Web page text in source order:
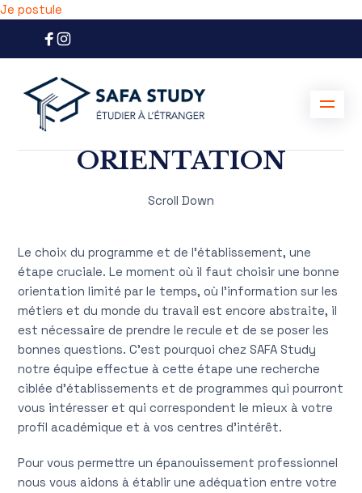
Je postule
ORIENTATION
Scroll Down
Le choix du programme et de l’établissement, une
étape cruciale. Le moment où il faut choisir une bonne
orientation limité par le temps, où l’information sur les
métiers et du monde du travail est encore abstraite, il
est nécessaire de prendre le recule et de se poser les
bonnes questions. C’est pourquoi chez SAFA Study
notre équipe effectue à cette étape une recherche
ciblée d’établissements et de programmes qui pourront
vous intéresser et qui correspondent le mieux à votre
profil académique et à vos centres d’intérêt.
Pour vous permettre un épanouissement professionnel
nous vous aidons à établir une adéquation entre votre